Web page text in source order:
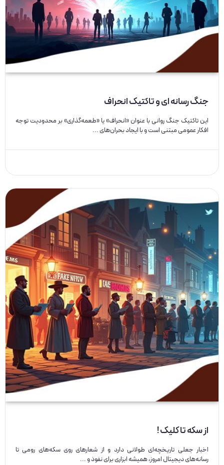
جنگ رسانه ای و تاکتیک انحراف
این تاکتیک جنگ روانی با عنوان «انحراف» یا «طعمه‌گذاری» بر محدودیت توجه
افکار عمومی مبتنی است و با ایجاد بحران‌های ...
از سکه تا کلیک !
اخبار جعلی تاریخچه‌ای طولانی دارد و از شعارهای روی سکه‌های رومی تا
رسانه‌های دیجیتال امروز، همیشه ابزاری برای نفوذ و ...